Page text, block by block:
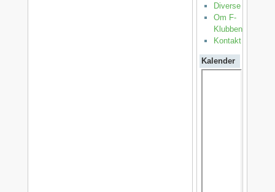
Diverse
Om F-
Klubben
Kontakt
Kalender